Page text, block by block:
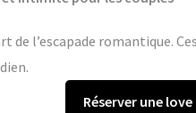
de l’escapade romantique. Ces
Réserver une